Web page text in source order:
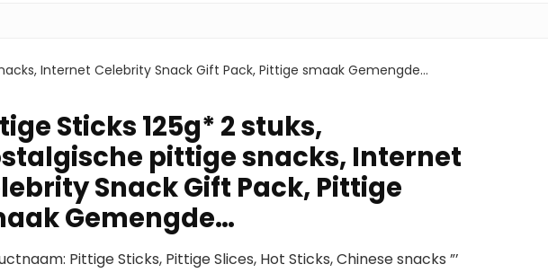
Internet Celebrity Snack Gift Pack, Pittige smaak Gemengde…
Sticks 125g* 2 stuks,
pittige snacks, Internet
Snack Gift Pack, Pittige
Gemengde…
Pittige Sticks, Pittige Slices, Hot Sticks, Chinese snacks ”’